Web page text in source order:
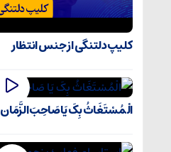
کلیپ دلتنگی از جنس انتظار
الْمُسْتَغَاثُ بِکَ یَا صَاحِبَ الزَّمَان